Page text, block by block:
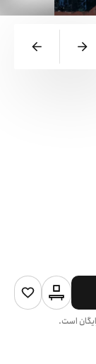
است.